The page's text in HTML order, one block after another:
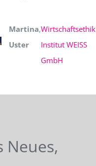
Martina
Uster
,Wirtschaftsethik
Institut WEISS
GmbH
Neues,